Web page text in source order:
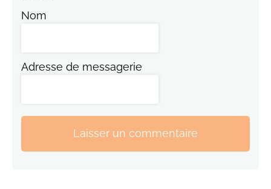
Nom
Adresse de messagerie
Laisser un commentaire